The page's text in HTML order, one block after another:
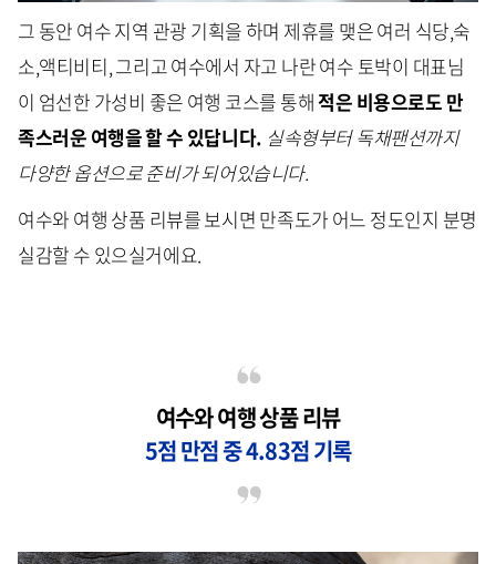
그 동안 여수 지역 관광 기획을 하며 제휴를 맺은 여러 식당,숙
소,액티비티, 그리고 여수에서 자고 나란 여수 토박이 대표님
이 엄선한 가성비 좋은 여행 코스를 통해적은 비용으로도 만
족스러운 여행을 할 수 있답니다. 실속형부터 독채팬션까지
다양한 옵션으로 준비가 되어있습니다.
여수와 여행 상품 리뷰를 보시면 만족도가 어느 정도인지 분명
실감할 수 있으실거에요.
여수와 여행 상품 리뷰
5점 만점 중 4.83점 기록